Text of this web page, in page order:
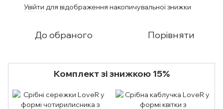
Увійти для відображення накопичувальної знижки
До обраного Порівняти
Комплект зі знижкою 15%